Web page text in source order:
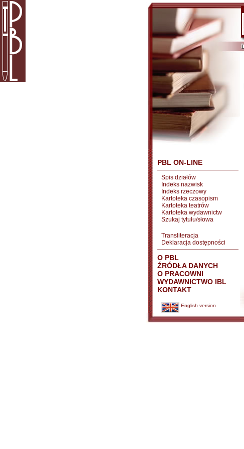
PBL ON-LINE
Spis działów
Indeks nazwisk
Indeks rzeczowy
Kartoteka czasopism
Kartoteka teatrów
Kartoteka wydawnictw
Szukaj tytułu/słowa
Transliteracja
Deklaracja dostępności
O PBL
ŹRÓDŁA DANYCH
O PRACOWNI
WYDAWNICTWO IBL
KONTAKT
English version